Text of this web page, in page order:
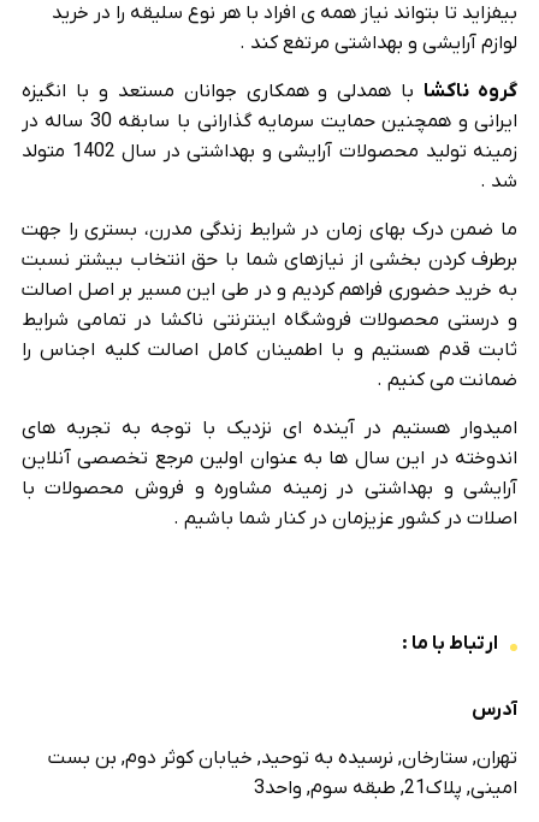
بیفزاید تا بتواند نیاز همه ی افراد با هر نوع سلیقه را در خرید
لوازم آرایشی و بهداشتی مرتفع کند .
گروه ناکشا با همدلی و همکاری جوانان مستعد و با انگیزه
ایرانی و همچنین حمایت سرمایه گذارانی با سابقه 30 ساله در
زمینه تولید محصولات آرایشی و بهداشتی در سال 1402 متولد
شد .
ما ضمن درک بهای زمان در شرایط زندگی مدرن، بستری را جهت
برطرف کردن بخشی از نیازهای شما با حق انتخاب بیشتر نسبت
به خرید حضوری فراهم کردیم و در طی این مسیر بر اصل اصالت
و درستی محصولات فروشگاه اینترنتی ناکشا در تمامی شرایط
ثابت قدم هستیم و با اطمینان کامل اصالت کلیه اجناس را
ضمانت می کنیم .
امیدوار هستیم در آینده ای نزدیک با توجه به تجربه های
اندوخته در این سال ها به عنوان اولین مرجع تخصصی آنلاین
آرایشی و بهداشتی در زمینه مشاوره و فروش محصولات با
اصلات در کشور عزیزمان در کنار شما باشیم .
ارتباط با ما :
آدرس
تهران, ستارخان, نرسیده به توحید, خیابان کوثر دوم, بن بست
امینی, پلاک21, طبقه سوم, واحد3